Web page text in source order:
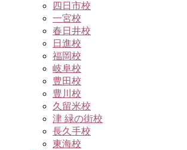
四日市校
一宮校
春日井校
日進校
福岡校
岐阜校
豊田校
豊川校
久留米校
津 緑の街校
長久手校
東海校